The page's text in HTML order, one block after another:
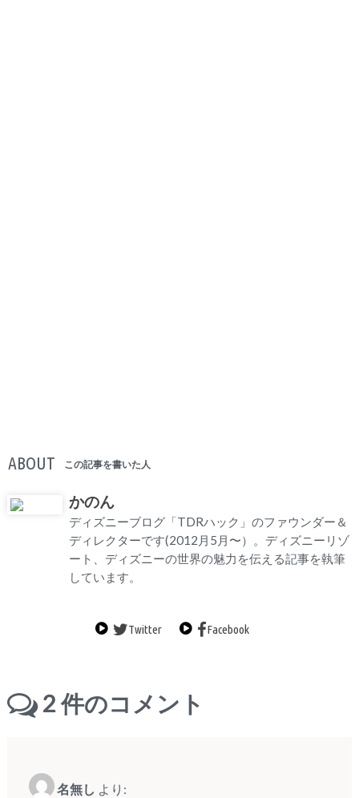
ABOUT この記事を書いた人
かのん
ディズニーブログ「TDRハック」のファウンダー＆
ディレクターです(2012月5月〜）。ディズニーリゾ
ート、ディズニーの世界の魅力を伝える記事を執筆
しています。
Twitter Facebook
2件のコメント
名無し より: